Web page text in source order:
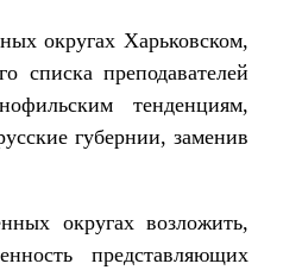
округах Харьковском,
списка преподавателей
тенденциям,
губернии, заменив
округах возложить,
представляющих